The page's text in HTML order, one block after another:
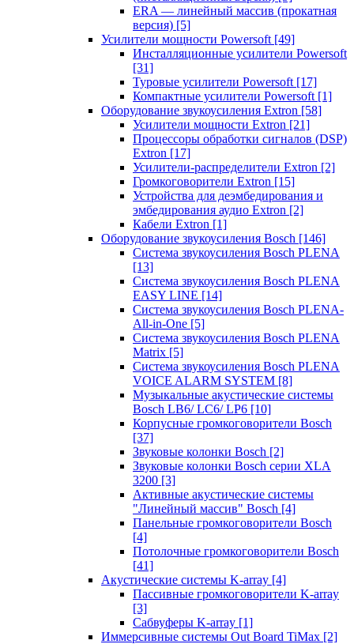
ERA — линейный массив (прокатная
версия) [5]
Усилители мощности Powersoft [49]
Инсталляционные усилители Powersoft
[31]
Туровые усилители Powersoft [17]
Компактные усилители Powersoft [1]
Оборудование звукоусиления Extron [58]
Усилители мощности Extron [21]
Процессоры обработки сигналов (DSP)
Extron [17]
Усилители-распределители Extron [2]
Громкоговорители Extron [15]
Устройства для деэмбедирования и
эмбедирования аудио Extron [2]
Кабели Extron [1]
Оборудование звукоусиления Bosch [146]
Система звукоусиления Bosch PLENA
[13]
Система звукоусиления Bosch PLENA
EASY LINE [14]
Система звукоусиления Bosch PLENA-
All-in-One [5]
Система звукоусиления Bosch PLENA
Matrix [5]
Система звукоусиления Bosch PLENA
VOICE ALARM SYSTEM [8]
Музыкальные акустические системы
Bosch LB6/ LC6/ LP6 [10]
Корпусные громкоговорители Bosch
[37]
Звуковые колонки Bosch [2]
Звуковые колонки Bosch серии XLA
3200 [3]
Активные акустические системы
"Линейный массив" Bosch [4]
Панельные громкоговорители Bosch
[4]
Потолочные громкоговорители Bosch
[41]
Акустические системы K-array [4]
Пассивные громкоговорители K-array
[3]
Сабвуферы K-array [1]
Иммерсивные системы Out Board TiMax [2]